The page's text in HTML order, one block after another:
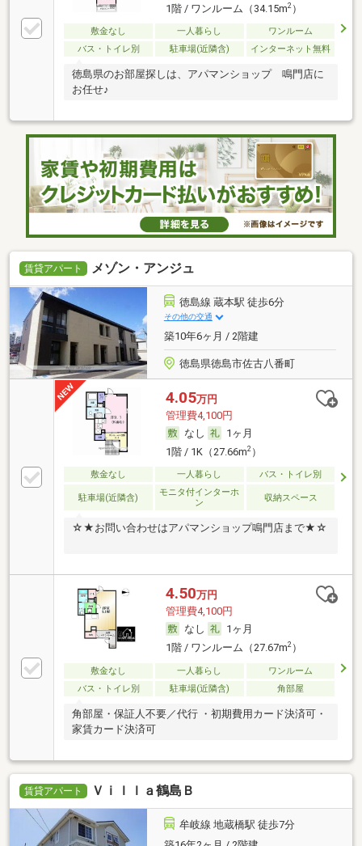
1階 / ワンルーム（34.15m2）
敷金なし 一人暮らし
ワンルーム
バス・トイレ別
駐車場(近隣含) インターネット無料
徳島県のお部屋探しは、アパマンショップ 鳴門店に
お任せ♪
賃貸アパート メゾン・アンジュ
徳島線 蔵本駅 徒歩6分
その他の交通
築10年6ヶ月 / 2階建
徳島県徳島市佐古八番町
4.05万円
管理費4,100円
なし
1ヶ月
1階 / 1K（27.66m2）
敷金なし 一人暮らし バス・トイレ別
駐車場(近隣含)
モニタ付インターホ
ン
収納スペース
☆★お問い合わせはアパマンショップ鳴門店まで★☆
4.50万円
管理費4,100円
なし
1ヶ月
1階 / ワンルーム（27.67m2）
敷金なし 一人暮らし
ワンルーム
バス・トイレ別
駐車場(近隣含) 角部屋
角部屋・保証人不要／代行 ・初期費用カード決済可・
家賃カード決済可
賃貸アパート Ｖｉｌｌａ鶴島Ｂ
牟岐線 地蔵橋駅 徒歩7分